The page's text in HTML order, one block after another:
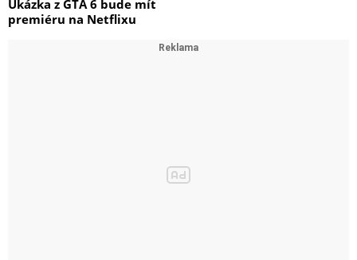
Ukázka z GTA 6 bude mít
premiéru na Netflixu